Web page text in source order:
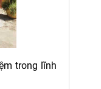
trong lĩnh